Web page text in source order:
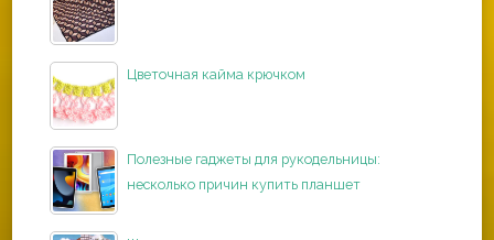
Цветочная кайма крючком
Полезные гаджеты для рукодельницы:
несколько причин купить планшет